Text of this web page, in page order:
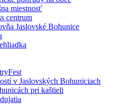
miestnosť
centrum
Jaslovské Bohunice
v Jaslovských Bohuniciach
pri kaštieli